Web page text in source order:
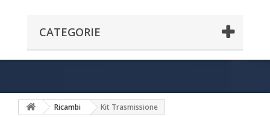
CATEGORIE
Ricambi Kit Trasmissione